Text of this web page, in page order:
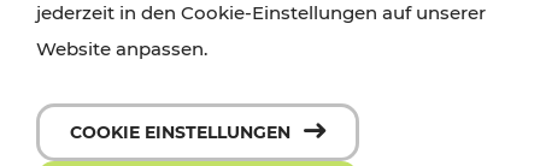
jederzeit in den Cookie-Einstellungen auf unserer
Website anpassen.
COOKIE EINSTELLUNGEN